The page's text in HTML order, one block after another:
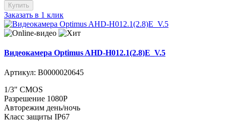
Купить
Заказать в 1 клик
Видеокамера Optimus AHD-H012.1(2.8)E_V.5
Артикул: В0000020645
1/3" CMOS
Разрешение 1080P
Авторежим день/ночь
Класс защиты IP67